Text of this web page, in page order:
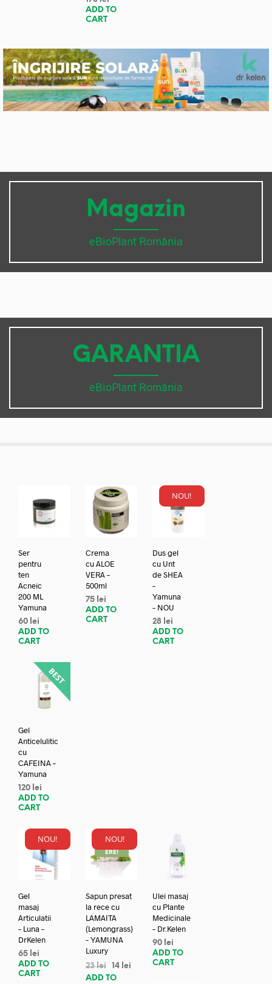
ADD TO
CART
Magazin
eBioPlant România
GARANTIA
eBioPlant România
Ser
pentru
ten
Acneic
200 ML
Yamuna
60 lei
ADD TO
CART
Crema
cu ALOE
VERA –
500ml
75 lei
ADD TO
CART
NOU!
Dus gel
cu Unt
de SHEA
–
Yamuna
– NOU
28 lei
ADD TO
CART
Gel
Anticelulitic
cu
CAFEINA –
Yamuna
120 lei
ADD TO
CART
NOU!
Gel
masaj
Articulatii
– Luna –
DrKelen
65 lei
ADD TO
CART
NOU!
REDUC
ERE!
Sapun presat
la rece cu
LAMAITA
(Lemongrass)
– YAMUNA
Luxury
23lei 14 lei
ADD TO
Ulei masaj
cu Plante
Medicinale
– Dr.Kelen
90 lei
ADD TO
CART